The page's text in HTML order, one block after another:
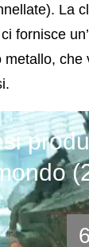
La
fornisce